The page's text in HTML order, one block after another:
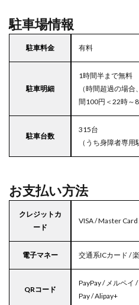
駐車場情報
駐車料金 有料
駐車明細
1時間半まで無料
（時間超過の場
間100円＜22時～8
駐車台数
315台
（うち身障者専用
お支払い方法
クレジットカ
ード
VISA / Master Card
電子マネー 交通系ICカード /
QRコード
PayPay / メルペイ
Pay / Alipay+